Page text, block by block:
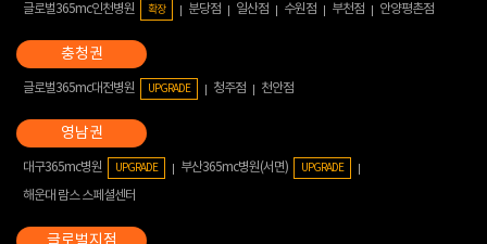
글로벌365mc인천병원 확장 분당점 일산점 수원점 부천점 안양평촌점
글로벌365mc대전병원 UPGRADE 청주점 천안점
대구365mc병원 UPGRADE 부산365mc병원(서면) UPGRADE
해운대 람스 스페셜센터